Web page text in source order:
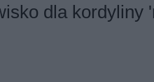
dla kordyliny